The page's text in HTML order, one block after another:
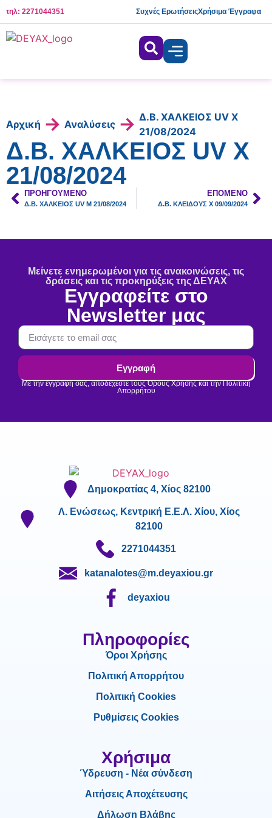
τηλ: 2271044351 Συχνές ΕρωτήσειςΧρήσιμα Έγγραφα
Αρχική → Αναλύσεις → Δ.Β. ΧΑΛΚΕΙΟΣ UV Χ
21/08/2024
Δ.Β. ΧΑΛΚΕΙΟΣ UV Χ
21/08/2024
ΠΡΟΗΓΟΎΜΕΝΟ
Δ.Β. ΧΑΛΚΕΙΟΣ UV Μ 21/08/2024
ΕΠΌΜΕΝΟ
Δ.Β. ΚΛΕΙΔΟΥΣ Χ 09/09/2024
Μείνετε ενημερωμένοι για τις ανακοινώσεις, τις
δράσεις και τις προκηρύξεις της ΔΕΥΑΧ
Εγγραφείτε στο
Newsletter μας
Εγγραφή
Με την εγγραφή σας, αποδέχεστε τους Όρους Χρήσης και την Πολιτική
Απορρήτου
Δημοκρατίας 4, Χίος 82100
Λ. Ενώσεως, Κεντρική Ε.Ε.Λ. Χίου, Χίος
82100
2271044351
katanalotes@m.deyaxiou.gr
deyaxiou
Πληροφορίες
Όροι Χρήσης
Πολιτική Απορρήτου
Πολιτική Cookies
Ρυθμίσεις Cookies
Χρήσιμα
Ύδρευση - Νέα σύνδεση
Αιτήσεις Αποχέτευσης
Δήλωση Βλάβης